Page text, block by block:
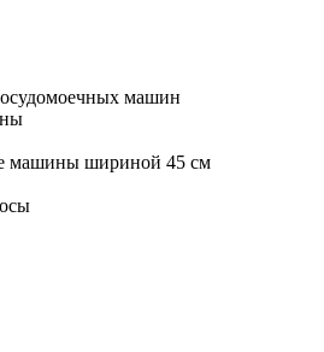
машин
машины шириной 45 см